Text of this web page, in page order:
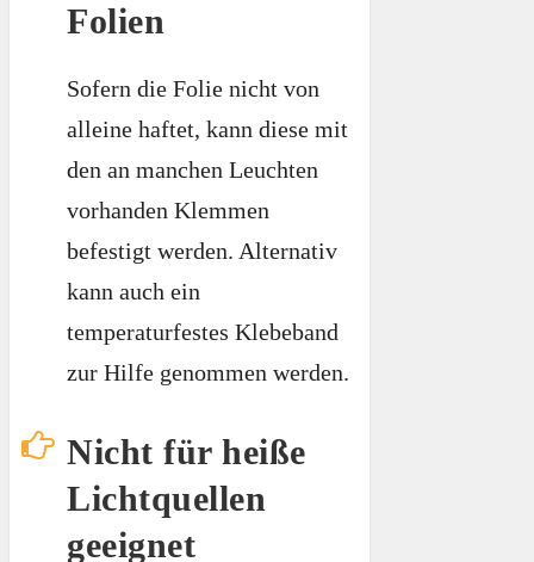
Folien
Sofern die Folie nicht von
alleine haftet, kann diese mit
den an manchen Leuchten
vorhanden Klemmen
befestigt werden. Alternativ
kann auch ein
temperaturfestes Klebeband
zur Hilfe genommen werden.
Nicht für heiße
Lichtquellen
geeignet